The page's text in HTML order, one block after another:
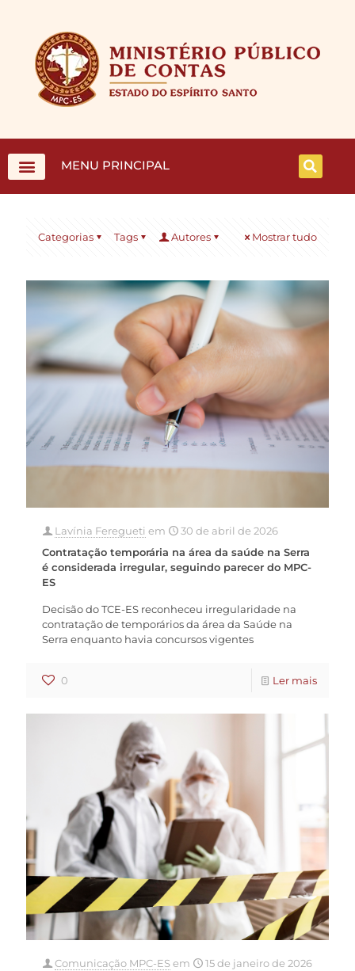
MENU PRINCIPAL
Categorias Tags Autores Mostrar tudo
Lavínia Feregueti em
30 de abril de 2026
Contratação temporária na área da saúde na Serra
é considerada irregular, seguindo parecer do MPC-
ES
Decisão do TCE-ES reconheceu irregularidade na
contratação de temporários da área da Saúde na
Serra enquanto havia concursos vigentes
0 Ler mais
Comunicação MPC-ESem
15 de janeiro de 2026